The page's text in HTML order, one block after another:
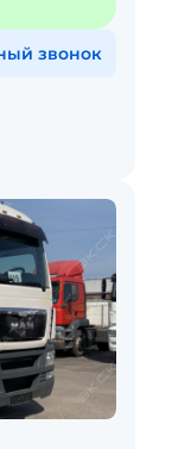
без ош
звонок